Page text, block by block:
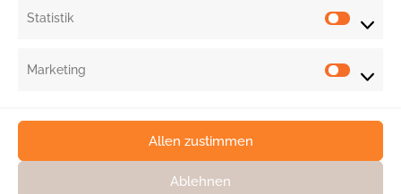
Statistik
Marketing
Allen zustimmen
Ablehnen